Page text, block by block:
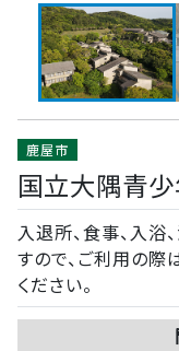
鹿屋市
国立大隅青
入退所、食事、入浴
すので、ご利用の際
ください。